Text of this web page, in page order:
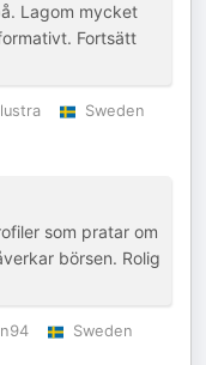
Lagom mycket
Fortsätt
Sweden
som pratar om
börsen. Rolig
Sweden